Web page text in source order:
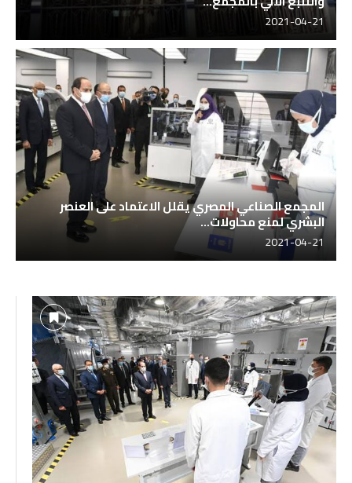
2021-04-21
المجمع الصناعي المصري يقلل الاعتماد على العنصر
البشري لمنع محاولات...
2021-04-21